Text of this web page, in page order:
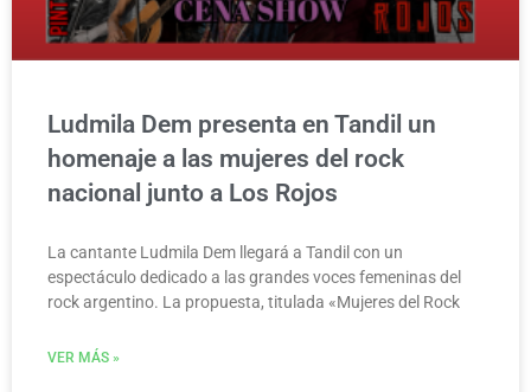
Ludmila Dem presenta en Tandil un
homenaje a las mujeres del rock
nacional junto a Los Rojos
La cantante Ludmila Dem llegará a Tandil con un
espectáculo dedicado a las grandes voces femeninas del
rock argentino. La propuesta, titulada «Mujeres del Rock
VER MÁS »